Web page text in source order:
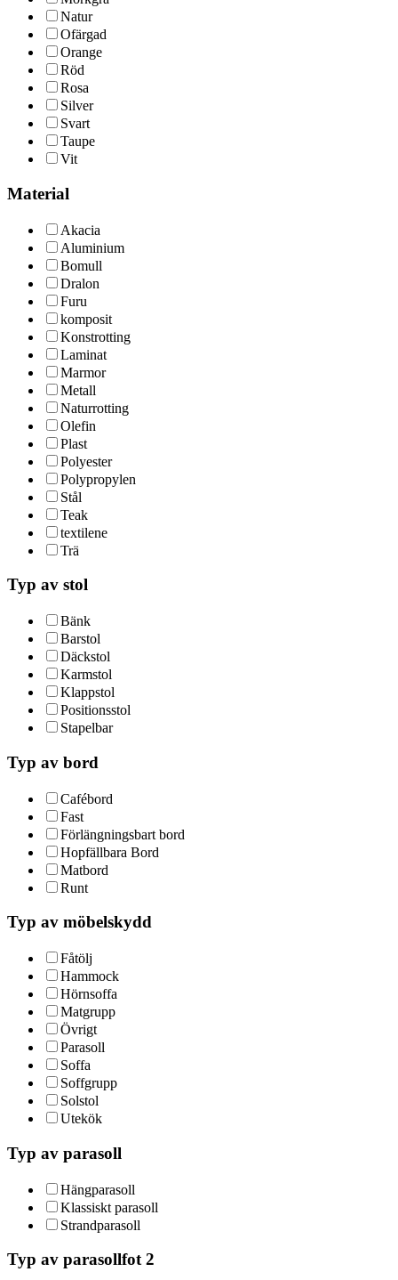
Natur
Ofärgad
Orange
Röd
Rosa
Silver
Svart
Taupe
Vit
Material
Akacia
Aluminium
Bomull
Dralon
Furu
komposit
Konstrotting
Laminat
Marmor
Metall
Naturrotting
Olefin
Plast
Polyester
Polypropylen
Stål
Teak
textilene
Trä
Typ av stol
Bänk
Barstol
Däckstol
Karmstol
Klappstol
Positionsstol
Stapelbar
Typ av bord
Cafébord
Fast
Förlängningsbart bord
Hopfällbara Bord
Matbord
Runt
Typ av möbelskydd
Fåtölj
Hammock
Hörnsoffa
Matgrupp
Övrigt
Parasoll
Soffa
Soffgrupp
Solstol
Utekök
Typ av parasoll
Hängparasoll
Klassiskt parasoll
Strandparasoll
Typ av parasollfot 2